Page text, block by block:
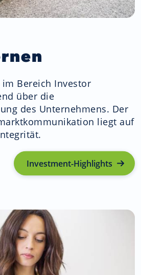
Bereich Investor
über die
des Unternehmens. Der
liegt auf
Investment-Highlights